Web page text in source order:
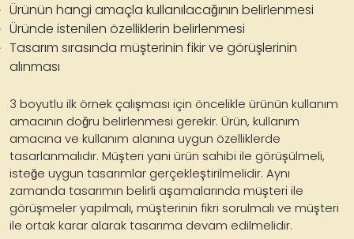
Ürünün hangi amaçla kullanılacağının belirlenmesi
Üründe istenilen özelliklerin belirlenmesi
Tasarım sırasında müşterinin fikir ve görüşlerinin
alınması
3 boyutlu ilk örnek çalışması için öncelikle ürünün kullanım
amacının doğru belirlenmesi gerekir. Ürün, kullanım
amacına ve kullanım alanına uygun özelliklerde
tasarlanmalıdır. Müşteri yani ürün sahibi ile görüşülmeli,
isteğe uygun tasarımlar gerçekleştirilmelidir. Aynı
zamanda tasarımın belirli aşamalarında müşteri ile
görüşmeler yapılmalı, müşterinin fikri sorulmalı ve müşteri
ile ortak karar alarak tasarıma devam edilmelidir.